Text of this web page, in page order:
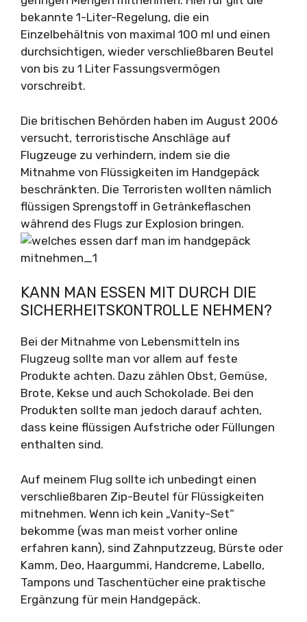
bekannte 1-Liter-Regelung, die ein
Einzelbehältnis von maximal 100 ml und einen
durchsichtigen, wieder verschließbaren Beutel
von bis zu 1 Liter Fassungsvermögen
vorschreibt.
Die britischen Behörden haben im August 2006
versucht, terroristische Anschläge auf
Flugzeuge zu verhindern, indem sie die
Mitnahme von Flüssigkeiten im Handgepäck
beschränkten. Die Terroristen wollten nämlich
flüssigen Sprengstoff in Getränkeflaschen
während des Flugs zur Explosion bringen.
KANN MAN ESSEN MIT DURCH DIE
SICHERHEITSKONTROLLE NEHMEN?
Bei der Mitnahme von Lebensmitteln ins
Flugzeug sollte man vor allem auf feste
Produkte achten. Dazu zählen Obst, Gemüse,
Brote, Kekse und auch Schokolade. Bei den
Produkten sollte man jedoch darauf achten,
dass keine flüssigen Aufstriche oder Füllungen
enthalten sind.
Auf meinem Flug sollte ich unbedingt einen
verschließbaren Zip-Beutel für Flüssigkeiten
mitnehmen. Wenn ich kein „Vanity-Set“
bekomme (was man meist vorher online
erfahren kann), sind Zahnputzzeug, Bürste oder
Kamm, Deo, Haargummi, Handcreme, Labello,
Tampons und Taschentücher eine praktische
Ergänzung für mein Handgepäck.